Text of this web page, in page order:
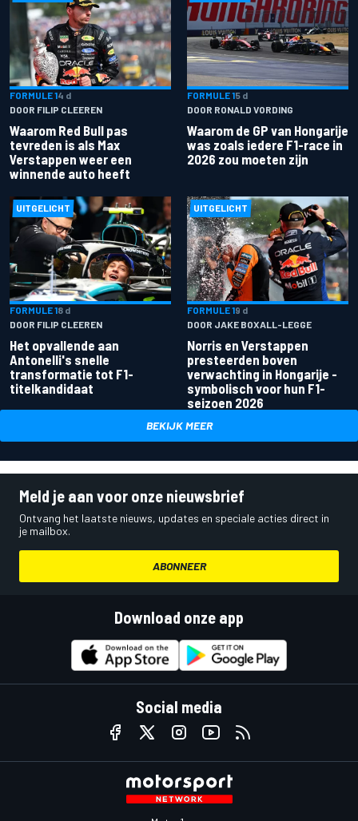
FORMULE 14 d
DOOR FILIP CLEEREN
Waarom Red Bull pas
tevreden is als Max
Verstappen weer een
winnende auto heeft
FORMULE 15 d
DOOR RONALD VORDING
Waarom de GP van Hongarije
was zoals iedere F1-race in
2026 zou moeten zijn
UITGELICHT
FORMULE 18 d
DOOR FILIP CLEEREN
Het opvallende aan
Antonelli's snelle
transformatie tot F1-
titelkandidaat
UITGELICHT
FORMULE 19 d
DOOR JAKE BOXALL-LEGGE
Norris en Verstappen
presteerden boven
verwachting in Hongarije -
symbolisch voor hun F1-
seizoen 2026
BEKIJK MEER
Meld je aan voor onze nieuwsbrief
Ontvang het laatste nieuws, updates en speciale acties direct in
je mailbox.
ABONNEER
Download onze app
Social media